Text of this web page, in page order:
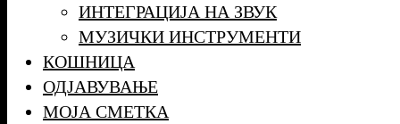
ИНТЕГРАЦИЈА НА ЗВУК
МУЗИЧКИ ИНСТРУМЕНТИ
КОШНИЦА
ОДЈАВУВАЊЕ
МОЈА СМЕТКА